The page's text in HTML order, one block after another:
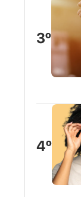
3º
4º